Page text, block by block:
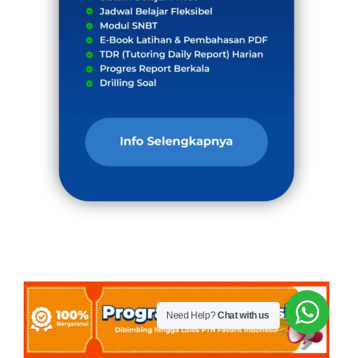
Need Help?Chat with us